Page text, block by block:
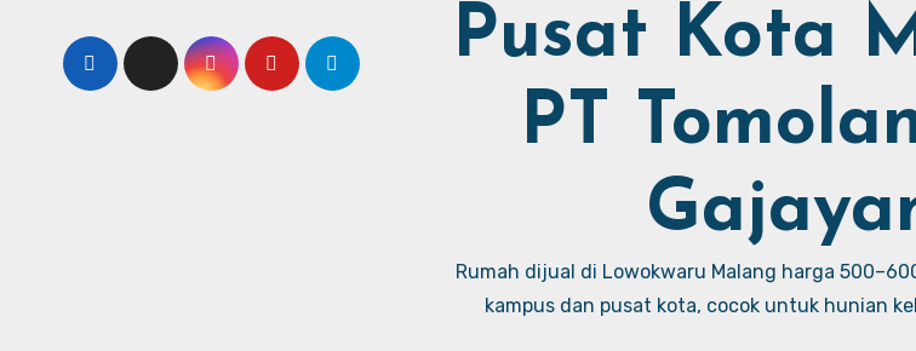
Pusat Kota
PT
Rumah dijual di Lowokwaru Malang harga
kampus dan pusat kota, cocok untuk hunian